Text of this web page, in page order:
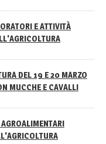
E ATTIVITÀ
DEL 19 E 20 MARZO
MUCCHE E CAVALLI